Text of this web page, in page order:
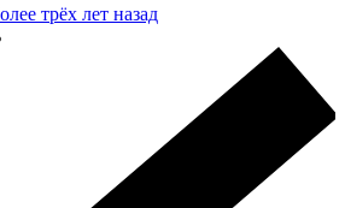
трёх лет назад